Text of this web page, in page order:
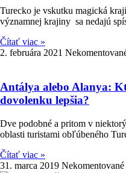
Turecko je vskutku magická
významnej krajiny sa nedajú
Čítať viac »
2. februára 2021
Antálya alebo Alanya:
dovolenku lepšia?
Dve podobné a pritom v
oblasti turistami obľúbeného
Čítať viac »
31. marca 2019 Nekomentované